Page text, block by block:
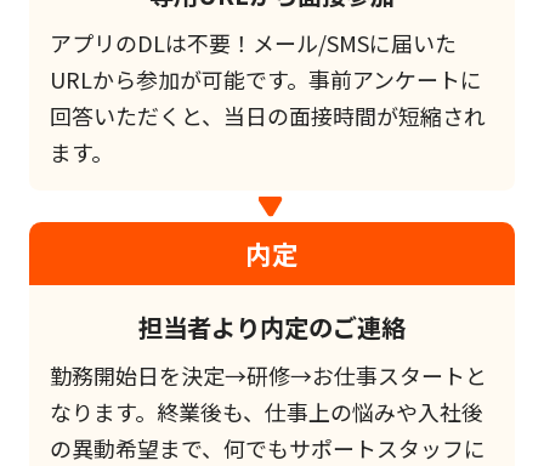
アプリのDLは不要！メール/SMSに届いた
URLから参加が可能です。事前アンケートに
回答いただくと、当日の面接時間が短縮され
ます。
内定
担当者より内定のご連絡
勤務開始日を決定→研修→お仕事スタートと
なります。終業後も、仕事上の悩みや入社後
の異動希望まで、何でもサポートスタッフに